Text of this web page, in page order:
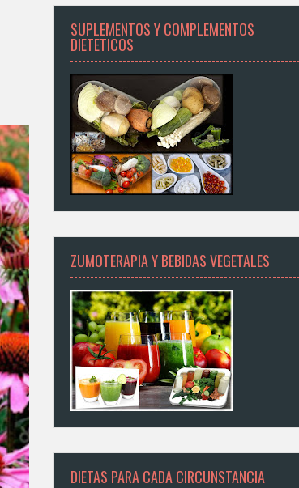
SUPLEMENTOS Y COMPLEMENTOS
DIETETICOS
ZUMOTERAPIA Y BEBIDAS VEGETALES
DIETAS PARA CADA CIRCUNSTANCIA